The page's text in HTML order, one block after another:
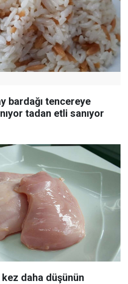
bardağı tencereye
tadan etli sanıyor
daha düşünün